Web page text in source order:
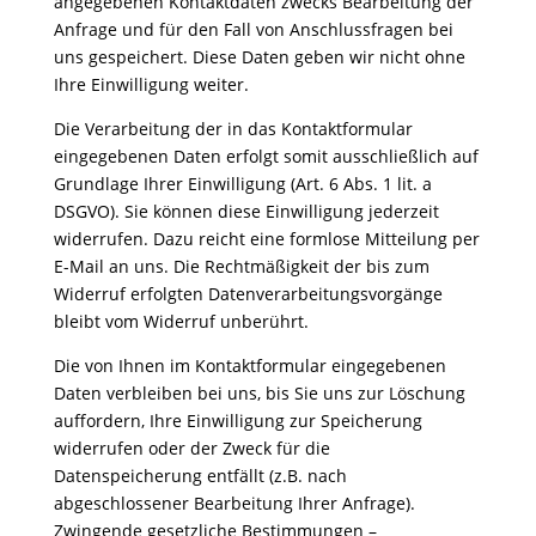
Anfrage und für den Fall von Anschlussfragen bei
uns gespeichert. Diese Daten geben wir nicht ohne
Ihre Einwilligung weiter.
Die Verarbeitung der in das Kontaktformular
eingegebenen Daten erfolgt somit ausschließlich auf
Grundlage Ihrer Einwilligung (Art. 6 Abs. 1 lit. a
DSGVO). Sie können diese Einwilligung jederzeit
widerrufen. Dazu reicht eine formlose Mitteilung per
E-Mail an uns. Die Rechtmäßigkeit der bis zum
Widerruf erfolgten Datenverarbeitungsvorgänge
bleibt vom Widerruf unberührt.
Die von Ihnen im Kontaktformular eingegebenen
Daten verbleiben bei uns, bis Sie uns zur Löschung
auffordern, Ihre Einwilligung zur Speicherung
widerrufen oder der Zweck für die
Datenspeicherung entfällt (z.B. nach
abgeschlossener Bearbeitung Ihrer Anfrage).
Zwingende gesetzliche Bestimmungen –